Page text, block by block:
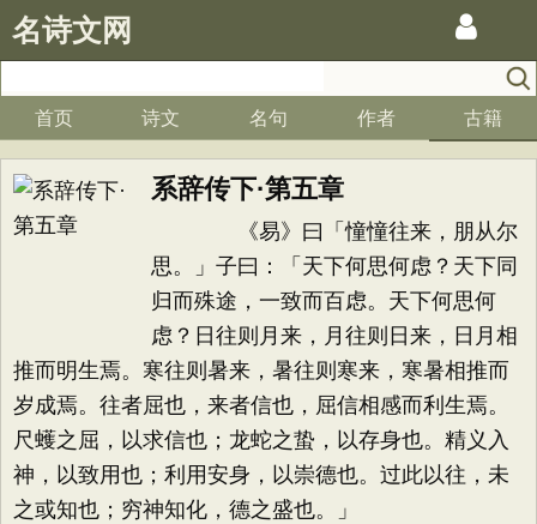
名诗文网
首页 诗文 名句 作者 古籍
系辞传下·第五章
《易》曰「憧憧往来，朋从尔
思。」子曰：「天下何思何虑？天下同
归而殊途，一致而百虑。天下何思何
虑？日往则月来，月往则日来，日月相
推而明生焉。寒往则暑来，暑往则寒来，寒暑相推而
岁成焉。往者屈也，来者信也，屈信相感而利生焉。
尺蠖之屈，以求信也；龙蛇之蛰，以存身也。精义入
神，以致用也；利用安身，以崇德也。过此以往，未
之或知也；穷神知化，德之盛也。」